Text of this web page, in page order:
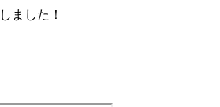
ました！